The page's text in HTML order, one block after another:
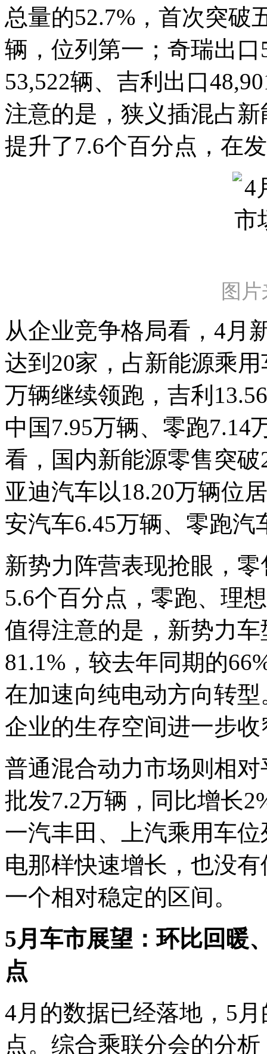
总量的52.7%，首次突破
辆，位列第一；奇瑞出
53,522辆、吉利出口
注意的是，狭义插混占
提升了7.6个百分点，在
图
从企业竞争格局看，4月
达到20家，占新能源乘
万辆继续领跑，吉利
中国7.95万辆、零跑7.14
看，国内新能源零售突
亚迪汽车以18.20万辆位
安汽车6.45万辆、零跑汽
新势力阵营表现抢眼，
5.6个百分点，零跑、理
值得注意的是，新势力
81.1%，较去年同期的
在加速向纯电动方向转
企业的生存空间进一步收
普通混合动力市场则相
批发7.2万辆，同比增长
一汽丰田、上汽乘用车
电那样快速增长，也没
一个相对稳定的区间。
5月车市展望：环比回暖
点
4月的数据已经落地，5
点。综合乘联分会的分